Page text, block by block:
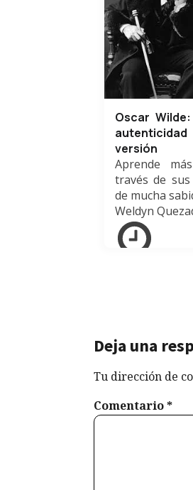
Oscar
versión
Aprende
través de
de mucha
Weldyn
Deja una
Tu dirección de
Comentario*